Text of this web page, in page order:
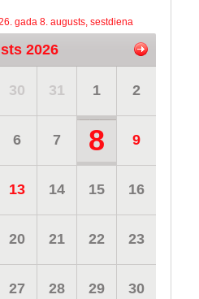
gada 8. augusts, sestdiena
2026
30 31 1 2
6 7 8 9
13 14 15 16
20 21 22 23
27 28 29 30